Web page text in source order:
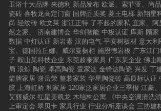
卫浴十大品牌 来德利 新品发布 欧派、索菲亚、尚品
瓷砖 喜牧龙高定门窗 国牌品质奖 菱王电梯 新翔星
尚 轻纹砖 欧文莱 浙江正特 了不起的家私 宜家、阿
然之家、
济南建博会 华剑智能 中板认证 库斯 顾家
数据 中灯认证 新岩素 汉的电气 平安树板材 意大利
宝、德国拉丘娜、威尔曼橱柜 施恩德岩板 广东江
子 鞍山某科技企业 东莞超泰家具 广东某企业 佛山
局 浪鲸 陶瓷 卓高陶瓷 壹家达 金锋达陶瓷 兴发 丁
箭牌家居 谢岳荣 整装家装 华星陶瓷砖 高质标认证
胶 上海虹桥 利家居 120家泛家居企业三季报 江豪
艾丽威尔 红星美凯龙 木结构公寓
《中央空调清洗
上审定会 翠贝卡 家具行业 行业分析座谈会 三协建